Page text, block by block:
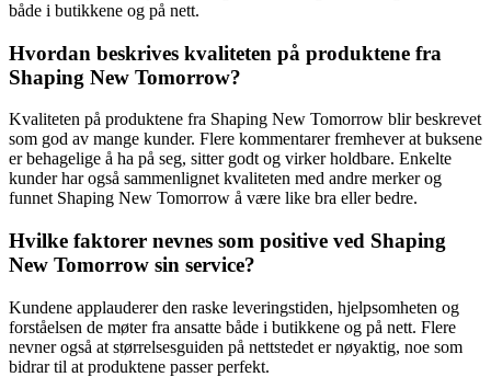
både i butikkene og på nett.
Hvordan beskrives kvaliteten på produktene fra
Shaping New Tomorrow?
Kvaliteten på produktene fra Shaping New Tomorrow blir beskrevet
som god av mange kunder. Flere kommentarer fremhever at buksene
er behagelige å ha på seg, sitter godt og virker holdbare. Enkelte
kunder har også sammenlignet kvaliteten med andre merker og
funnet Shaping New Tomorrow å være like bra eller bedre.
Hvilke faktorer nevnes som positive ved Shaping
New Tomorrow sin service?
Kundene applauderer den raske leveringstiden, hjelpsomheten og
forståelsen de møter fra ansatte både i butikkene og på nett. Flere
nevner også at størrelsesguiden på nettstedet er nøyaktig, noe som
bidrar til at produktene passer perfekt.